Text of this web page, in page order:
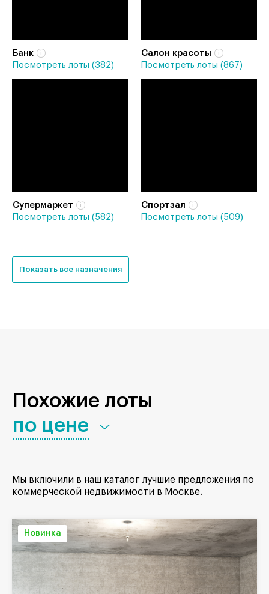
Банк
Посмотреть лоты (382)
Салон красоты
Посмотреть лоты (867)
Супермаркет
Посмотреть лоты (582)
Спортзал
Посмотреть лоты (509)
Показать все назначения
Похожие лоты
по цене
Мы включили в наш каталог лучшие предложения по
коммерческой недвижимости в Москве.
Новинка